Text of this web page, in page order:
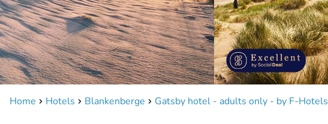
Home Hotels Blankenberge Gatsby hotel - adults only - by F-Hotels